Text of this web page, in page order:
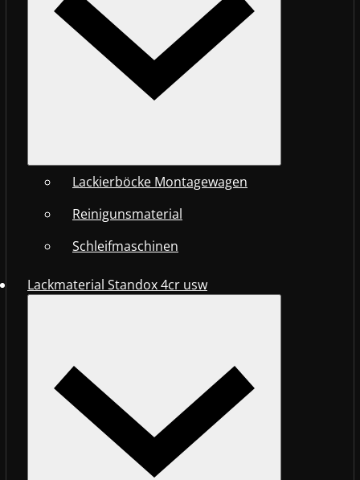
Lackierböcke Montagewagen
Reinigunsmaterial
Schleifmaschinen
Lackmaterial Standox 4cr usw